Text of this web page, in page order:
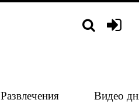
Развлечения Видео